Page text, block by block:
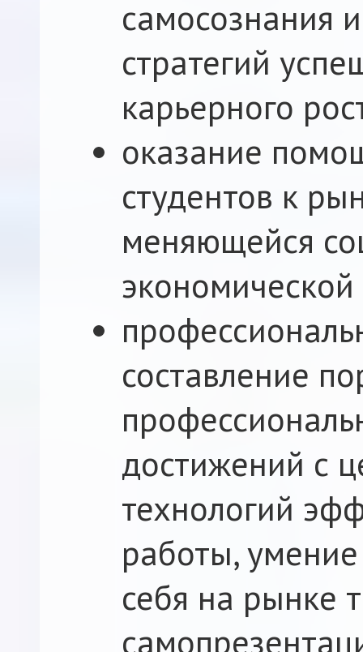
самосознания
стратегий
карьерного
оказание
студентов к
меняющейся
составление
достижений с
технологий
работы,
себя на рынке